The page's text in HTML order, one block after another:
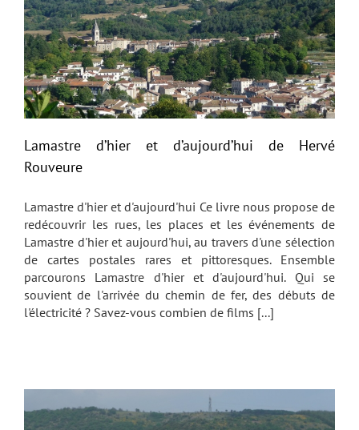
Lamastre d’hier et d’aujourd’hui de Hervé
Rouveure
Lamastre d'hier et d'aujourd'hui Ce livre nous propose de
redécouvrir les rues, les places et les événements de
Lamastre d'hier et aujourd'hui, au travers d'une sélection
de cartes postales rares et pittoresques. Ensemble
parcourons Lamastre d'hier et d'aujourd'hui. Qui se
souvient de l'arrivée du chemin de fer, des débuts de
l'électricité ? Savez-vous combien de films [...]